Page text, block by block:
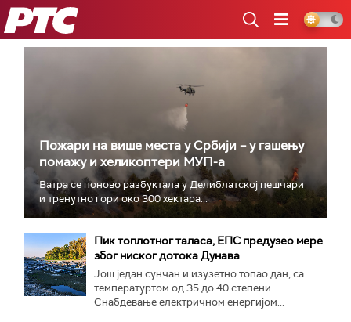
РТС
Пожари на више места у Србији – у гашењу
помажу и хеликоптери МУП-а
Ватра се поново разбуктала у Делиблатској пешчари
и тренутно гори око 300 хектара...
Пик топлотног таласа, ЕПС предузео мере
због ниског дотока Дунава
Још један сунчан и изузетно топао дан, са
температуртом од 35 до 40 степени.
Снабдевање електричном енергијом...